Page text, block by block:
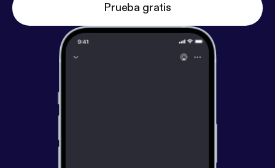
Prueba gratis